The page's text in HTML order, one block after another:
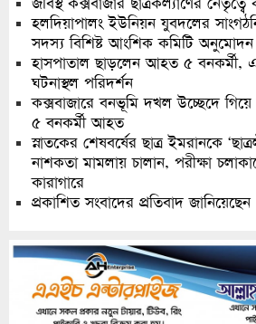
হলদিয়াপালং ইউনিয়ন যুবদলের
সদস্য বিশিষ্ট আংশিক কমিটি অনুমোদন
হাসপাতাল ছাড়লেন আহত ৫ বনকর্মী,
ঘটনাস্থল পরিদর্শন
কক্সবাজারে বনভূমি দখল উচ্ছেদে গিয়ে
৫ বনকর্মী আহত
স্নাতকের শেষবর্ষের ছাত্র ইমরানকে
নাশকতা মামলায় চালান, পরীক্ষা
কারাগারে
প্রকাশিত সংবাদের প্রতিবাদ